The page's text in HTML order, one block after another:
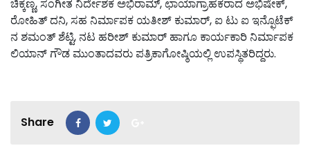
ಚಿಕ್ಕಣ್ಣ, ಸಂಗೀತ ನಿರ್ದೇಶಕ ಅಭಿರಾಮ್, ಛಾಯಾಗ್ರಾಹಕರಾದ ಅಭಿಷೇಕ್,
ರೋಹಿತ್ ದನಿ, ಸಹ ನಿರ್ಮಾಪಕ ಯತೀಶ್ ಕುಮಾರ್, ಐ ಟು ಐ ಇನ್ಫೊಟೆಕ್
ನ ಶಮಂತ್ ಶೆಟ್ಟಿ, ನಟ ಹರೀಶ್ ಕುಮಾರ್ ಹಾಗೂ ಕಾರ್ಯಕಾರಿ ನಿರ್ಮಾಪಕ
ಲಿಯಾನ್ ಗೌಡ ಮುಂತಾದವರು ಪತ್ರಿಕಾಗೋಷ್ಠಿಯಲ್ಲಿ ಉಪಸ್ಥಿತರಿದ್ದರು.
Share